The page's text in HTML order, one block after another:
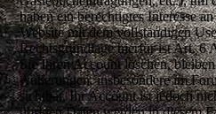
haben ein berechtigtes Interesse
Website mit dem vollständigen
Rechtsgrundlage hierfür ist Art.
Sie Ihren Account löschen,
Äußerungen, insbesondere im
sichtbar, Ihr Account ist jedoch